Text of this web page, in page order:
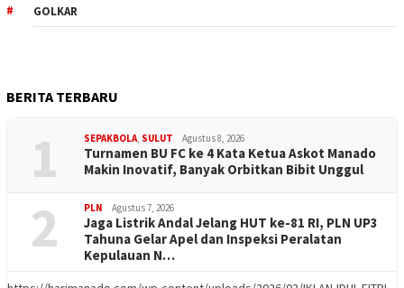
GOLKAR
BERITA TERBARU
1 SEPAKBOLA SULUT Agustus 8, 2026
Turnamen BU FC ke 4 Kata Ketua Askot Manado
Makin Inovatif, Banyak Orbitkan Bibit Unggul
2 PLN Agustus 7, 2026
Jaga Listrik Andal Jelang HUT ke-81 RI, PLN UP3
Tahuna Gelar Apel dan Inspeksi Peralatan
Kepulauan N…